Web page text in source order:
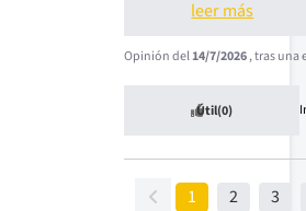
leer más
Opinión del14/7/2026, tras una
Útil(0)
1 2 3